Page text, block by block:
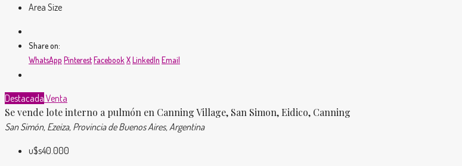
Area Size
Share on:
WhatsApp PinterestFacebook XLinkedIn Email
Destacada Venta
Se vende lote interno a pulmón en Canning Village, San Simon, Eidico, Canning
San Simón, Ezeiza, Provincia de Buenos Aires, Argentina
u$s40.000